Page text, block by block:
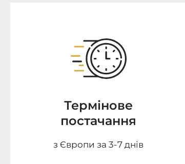
Термінове
постачання
з Європи за 3-7 днів